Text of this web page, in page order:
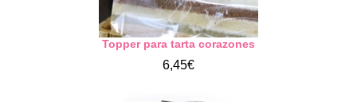
Topper para tarta corazones
6,45€